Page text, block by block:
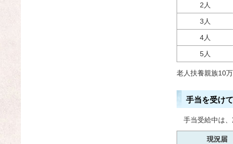
2人
3人
4人
5人
老人扶養親族10
手当を受け
手当受給中は
現況届